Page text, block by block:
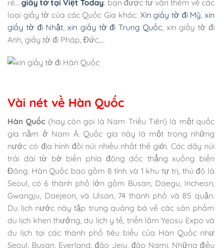
rẻ…giấy tờ tại Việt Today: bạn được tư vấn thêm vế các
loại giấy tờ của các Quốc Gia khác: Xin giấy tờ đi Mỹ,xin
giấy tờ đi Nhật,xin giấy tờ đi Trung Quốc, xin giấy tờ đi
Anh, giấy tờ đi Pháp, Đức,…
Vài nét về Hàn Quốc
Hàn Quốc (hay còn gọi là Nam Triều Tiên) là một quốc
gia nằm ở Nam Á. Quốc gia này là một trong những
nước có địa hình đồi núi nhiều nhất thế giới. Các dãy núi
trải dài từ bờ biển phía đông dốc thẳng xuống biển
Đông. Hàn Quốc bao gồm 8 tỉnh và 1 khu tự trị, thủ đô là
Seoul, có 6 thành phố lớn gồm Busan, Daegu, Incheon,
Gwangju, Daejeon, và Ulsan, 74 thành phố và 85 quận.
Du lịch nước này tập trung quảng bá về các sản phẩm
du lịch khen thưởng, du lịch y tế, triển lãm Yeosu Expo và
du lịch tại các thành phố tiêu biểu của Hàn Quốc như
Seoul, Busan, Everland, đảo Jeju, đảo Nami. Những điều